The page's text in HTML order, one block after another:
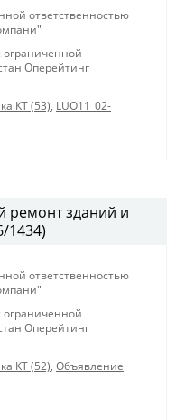
ответственностью
ограниченной
Оперейтинг
КТ (53), LUO11_02-
ремонт зданий и
1434)
ответственностью
ограниченной
Оперейтинг
КТ (52), Объявление